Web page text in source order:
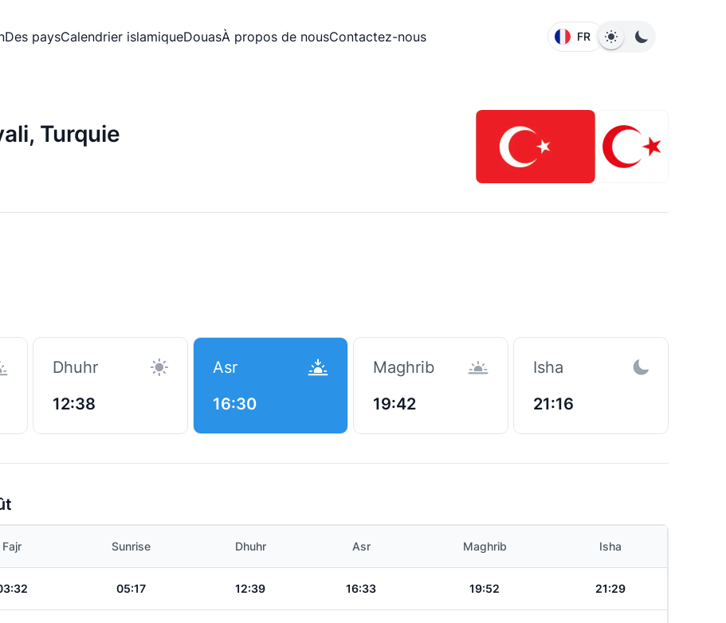
Des paysCalendrier islamiqueDouasÀ propos de nousContactez-nous FR
Turquie
Dhuhr
12:38
Asr
16:30
Maghrib
19:42
Isha
21:16
Fajr Sunrise Dhuhr Asr Maghrib Isha
05:17 12:39 16:33 19:52 21:29